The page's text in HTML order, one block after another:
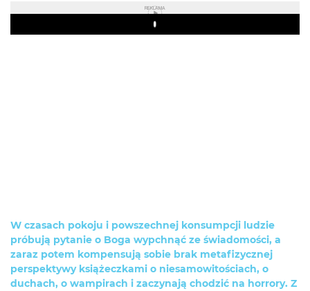
REKLAMA
Play
W czasach pokoju i powszechnej konsumpcji ludzie
próbują pytanie o Boga wypchnąć ze świadomości, a
zaraz potem kompensują sobie brak metafizycznej
perspektywy książeczkami o niesamowitościach, o
duchach, o wampirach i zaczynają chodzić na horrory. Z